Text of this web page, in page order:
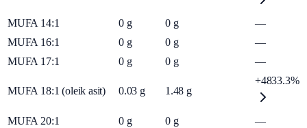
MUFA 14:1 0 g 0 g
—
MUFA 16:1
0 g 0 g
—
MUFA 17:1
0 g 0 g —
MUFA 18:1 (oleik asit) 0.03 g 1.48 g
+4833.3%
MUFA 20:1 0 g 0 g
—